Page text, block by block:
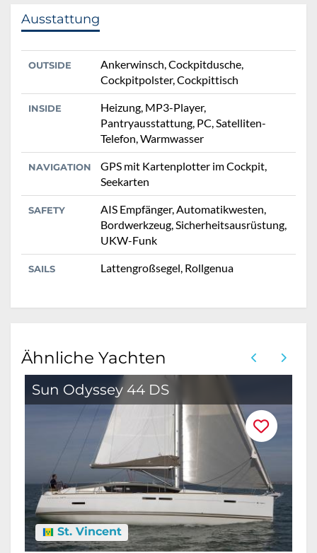
Ausstattung
OUTSIDE
Ankerwinsch, Cockpitdusche,
Cockpitpolster, Cockpittisch
INSIDE
Heizung, MP3-Player,
Pantryausstattung, PC, Satelliten-
Telefon, Warmwasser
NAVIGATION
GPS mit Kartenplotter im Cockpit,
Seekarten
SAFETY
AIS Empfänger, Automatikwesten,
Bordwerkzeug, Sicherheitsausrüstung,
UKW-Funk
SAILS Lattengroßsegel, Rollgenua
Ähnliche Yachten
Sun Odyssey 44 DS
St. Vincent